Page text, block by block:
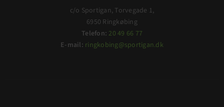
c/o Sportigan, Torvegade 1,
6950 Ringkøbing
Telefon: 20 49 66 77
E-mail: ringkobing@sportigan.dk